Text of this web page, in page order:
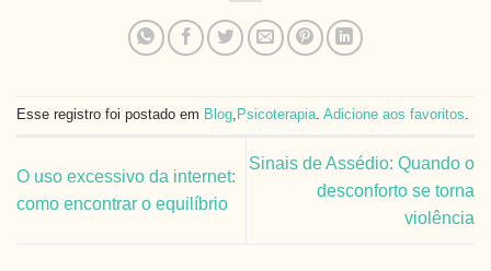
Esse registro foi postado em Blog, Psicoterapia. Adicione aos favoritos.
O uso excessivo da internet:
como encontrar o equilíbrio
Sinais de Assédio: Quando o
desconforto se torna
violência